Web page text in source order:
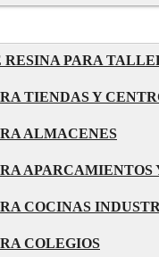
RESINA PARA
TIENDAS Y
ALMACENES
APARCAMIENTOS
COCINAS
COLEGIOS